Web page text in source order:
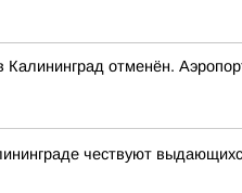
отменён.
чествуют